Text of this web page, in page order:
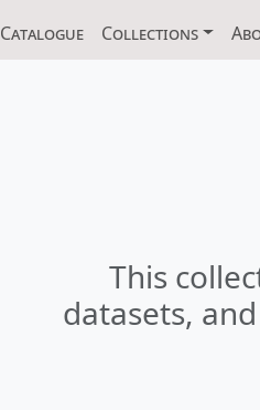
Catalogue Collections
This
datasets,